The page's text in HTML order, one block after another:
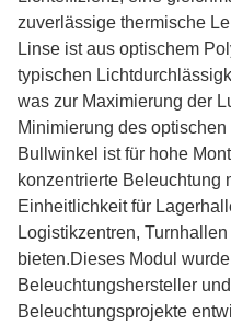
zuverlässige thermische
Linse ist aus optischem
typischen
was zur Maximierung der
Minimierung des
Bullwinkel ist für hohe
konzentrierte Beleuchtung
Einheitlichkeit für
Logistikzentren,
bieten.Dieses Modul
Beleuchtungshersteller
Beleuchtungsprojekte